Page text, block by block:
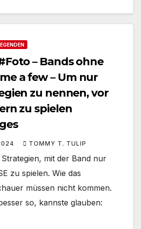
– Bands ohne
a few – Um nur
zu nennen, vor
zu spielen
TOMMY T. TULIP
mit der Band nur
zu spielen. Wie das
müssen nicht kommen.
so, kannste glauben: